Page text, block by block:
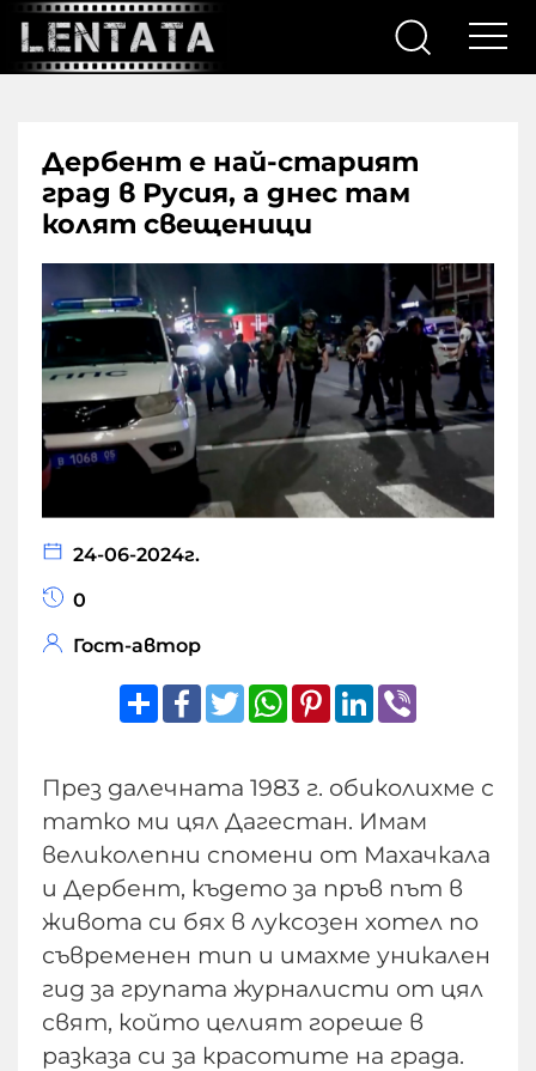
Дербент е най-старият
град в Русия, а днес там
колят свещеници
24-06-2024г.
0
Гост-автор
ShareFacebook
TwitterWhatsApp
Pinterest
LinkedIn
През далечната 1983 г. обиколихме с
татко ми цял Дагестан. Имам
великолепни спомени от Махачкала
и Дербент, където за пръв път в
живота си бях в луксозен хотел по
съвременен тип и имахме уникален
гид за групата журналисти от цял
свят, който целият гореше в
разказа си за красотите на града.